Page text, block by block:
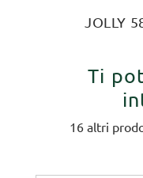
JOLLY
Ti
16 altri